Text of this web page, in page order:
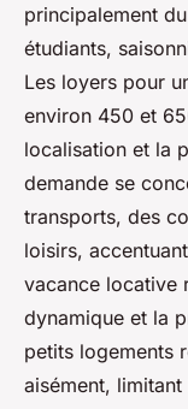
principalement
étudiants,
Les loyers pour
environ 450 et
localisation et la
demande se
transports, des
loisirs,
vacance locative
dynamique et la
petits logements
aisément,